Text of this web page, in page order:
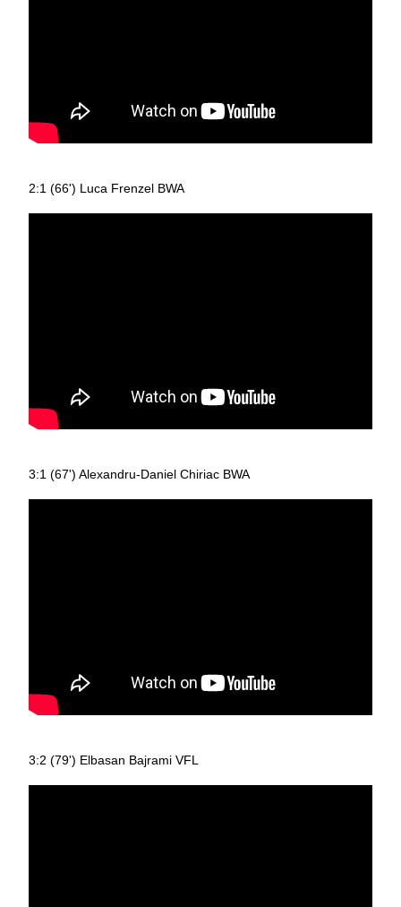
2:1 (66') Luca Frenzel BWA
3:1 (67') Alexandru-Daniel Chiriac BWA
3:2 (79') Elbasan Bajrami VFL